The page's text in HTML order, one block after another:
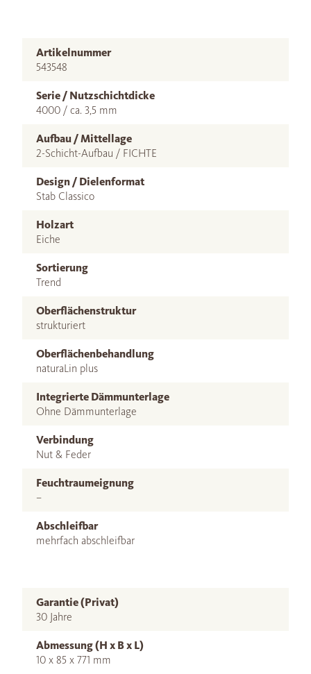
Artikelnummer
543548
Serie / Nutzschichtdicke
4000 / ca. 3,5 mm
Aufbau / Mittellage
2-Schicht-Aufbau / FICHTE
Design / Dielenformat
Stab Classico
Holzart
Eiche
Sortierung
Trend
Oberflächenstruktur
strukturiert
Oberflächenbehandlung
naturaLin plus
Integrierte Dämmunterlage
Ohne Dämmunterlage
Verbindung
Nut & Feder
Feuchtraumeignung
–
Abschleifbar
mehrfach abschleifbar
Garantie (Privat)
30 Jahre
Abmessung (H x B x L)
10 x 85 x 771 mm